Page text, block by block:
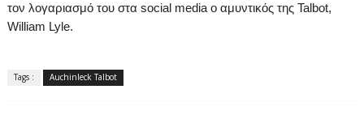
τον λογαριασμό του στα social mediaο αμυντικός της Talbot,
William Lyle.
Tags : Auchinleck Talbot